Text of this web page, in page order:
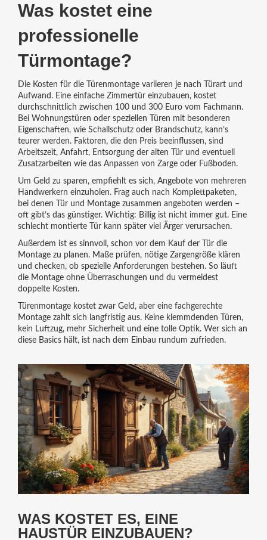
Was kostet eine
professionelle
Türmontage?
Die Kosten für die Türenmontage variieren je nach Türart und
Aufwand. Eine einfache Zimmertür einzubauen, kostet
durchschnittlich zwischen 100 und 300 Euro vom Fachmann.
Bei Wohnungstüren oder speziellen Türen mit besonderen
Eigenschaften, wie Schallschutz oder Brandschutz, kann’s
teurer werden. Faktoren, die den Preis beeinflussen, sind
Arbeitszeit, Anfahrt, Entsorgung der alten Tür und eventuell
Zusatzarbeiten wie das Anpassen von Zarge oder Fußboden.
Um Geld zu sparen, empfiehlt es sich, Angebote von mehreren
Handwerkern einzuholen. Frag auch nach Komplettpaketen,
bei denen Tür und Montage zusammen angeboten werden –
oft gibt’s das günstiger. Wichtig: Billig ist nicht immer gut. Eine
schlecht montierte Tür kann später viel Ärger verursachen.
Außerdem ist es sinnvoll, schon vor dem Kauf der Tür die
Montage zu planen. Maße prüfen, nötige Zargengröße klären
und checken, ob spezielle Anforderungen bestehen. So läuft
die Montage ohne Überraschungen und du vermeidest
doppelte Kosten.
Türenmontage kostet zwar Geld, aber eine fachgerechte
Montage zahlt sich langfristig aus. Keine klemmdenden Türen,
kein Luftzug, mehr Sicherheit und eine tolle Optik. Wer sich an
diese Basics hält, ist nach dem Einbau rundum zufrieden.
WAS KOSTET ES, EINE
HAUSTÜR EINZUBAUEN?